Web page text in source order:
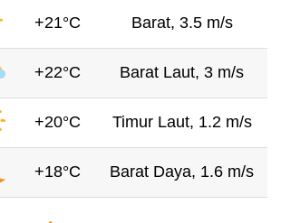
+21°C Barat, 3.5 m/s
+22°C Barat Laut, 3 m/s
+20°C Timur Laut, 1.2 m/s
+18°C Barat Daya, 1.6 m/s